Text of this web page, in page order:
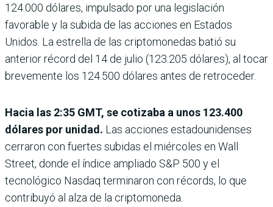
124.000 dólares, impulsado por una legislación
favorable y la subida de las acciones en Estados
Unidos. La estrella de las criptomonedas batió su
anterior récord del 14 de julio (123.205 dólares), al tocar
brevemente los 124.500 dólares antes de retroceder.
Hacia las 2:35 GMT, se cotizaba a unos 123.400
dólares por unidad. Las acciones estadounidenses
cerraron con fuertes subidas el miércoles en Wall
Street, donde el índice ampliado S&P 500 y el
tecnológico Nasdaq terminaron con récords, lo que
contribuyó al alza de la criptomoneda.